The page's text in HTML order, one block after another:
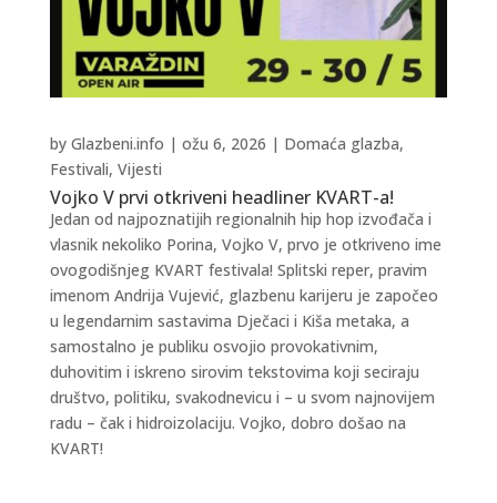
Vojko V prvi otkriveni headliner KVART-a!
by Glazbeni.info | ožu 6, 2026 | Domaća glazba,
Festivali, Vijesti
Jedan od najpoznatijih regionalnih hip hop izvođača i
vlasnik nekoliko Porina, Vojko V, prvo je otkriveno ime
ovogodišnjeg KVART festivala! Splitski reper, pravim
imenom Andrija Vujević, glazbenu karijeru je započeo
u legendarnim sastavima Dječaci i Kiša metaka, a
samostalno je publiku osvojio provokativnim,
duhovitim i iskreno sirovim tekstovima koji seciraju
društvo, politiku, svakodnevicu i – u svom najnovijem
radu – čak i hidroizolaciju. Vojko, dobro došao na
KVART!